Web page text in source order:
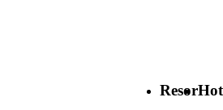
Resor